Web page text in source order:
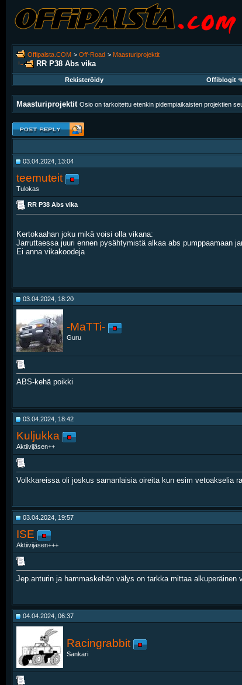
Offipalsta.COM > Off-Road > Maasturiprojektit
RR P38 Abs vika
Rekisteröidy
Offiblogit
Maasturiprojektit Osio on tarkoitettu etenkin pidempiaikaisten projektien
03.04.2024, 13:04
teemuteit
Tulokas
RR P38 Abs vika
Kertokaahan joku mikä voisi olla vikana:
Jarruttaessa juuri ennen pysähtymistä alkaa abs pumppaamaan
Ei anna vikakoodeja
03.04.2024, 18:20
-MaTTi-
Guru
ABS-kehä poikki
03.04.2024, 18:42
Kuljukka
Aktiivijäsen++
Volkkareissa oli joskus samanlaisia oireita kun esim vetoakselia
03.04.2024, 19:57
ISE
Aktiivijäsen+++
Jep.anturin ja hammaskehän välys on tarkka mittaa
04.04.2024, 06:37
Racingrabbit
Sankari